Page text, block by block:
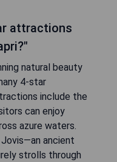
attractions
natural beauty
4-star
include the
can enjoy
azure waters.
ancient
strolls through